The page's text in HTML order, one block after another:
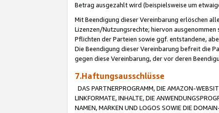
Betrag ausgezahlt wird (beispielsweise um
Mit Beendigung dieser Vereinbarung erlöschen
Lizenzen/Nutzungsrechte; hiervon
Pflichten der Parteien sowie ggf. entstandene,
Die Beendigung dieser Vereinbarung befreit die
gegen diese Vereinbarung, der vor deren
7.Haftungsausschlüsse
DAS PARTNERPROGRAMM, DIE AMAZON-
LINKFORMATE, INHALTE, DIE
NAMEN, MARKEN UND LOGOS SOWIE DIE